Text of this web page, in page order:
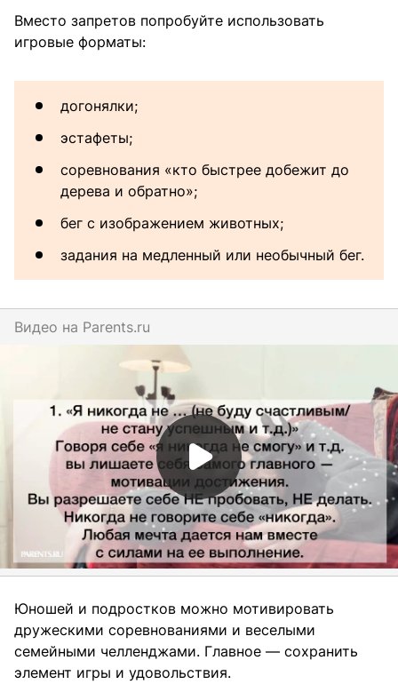
Вместо запретов попробуйте использовать
игровые форматы:
догонялки;
эстафеты;
соревнования «кто быстрее добежит до
дерева и обратно»;
бег с изображением животных;
задания на медленный или необычный бег.
Видео на parents.ru
Юношей и подростков можно мотивировать
дружескими соревнованиями и веселыми
семейными челленджами. Главное — сохранить
элемент игры и удовольствия.